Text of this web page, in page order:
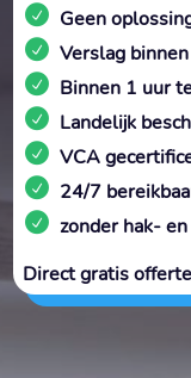
Geen
Verslag
Binnen 1 uur
Landelijk
VCA
24/7
zonder hak-
Direct gratis